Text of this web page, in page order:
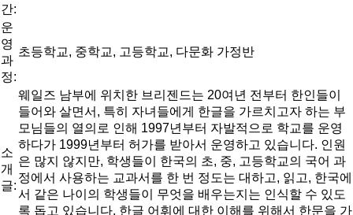
간:
운
영
과
정:
초등학교, 중학교, 고등학교, 다문화 가정반
소
개
글:
웨일즈 남부에 위치한 브리젠드는 20여년 전부터 한인들이
들어와 살면서, 특히 자녀들에게 한글을 가르치고자 하는 부
모님들의 열의로 인해 1997년부터 자발적으로 학교를 운영
하다가 1999년부터 허가를 받아서 운영하고 있습니다. 인원
은 많지 않지만, 학생들이 한국의 초, 중, 고등학교의 국어 과
정에서 사용하는 교과서를 한 번 정도는 대하고, 읽고, 한국에
서 같은 나이의 학생들이 무엇을 배우는지는 인식할 수 있도
록 돕고 있습니다. 한글 어휘에 대한 이해를 위해서 한문을 가